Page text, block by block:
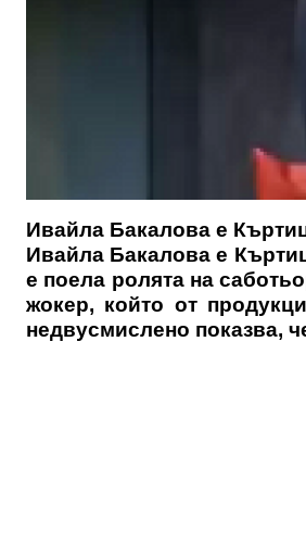
Ивайла Бакалова е
Ивайла Бакалова е
е поела ролята на
жокер, който от
недвусмислено показва,